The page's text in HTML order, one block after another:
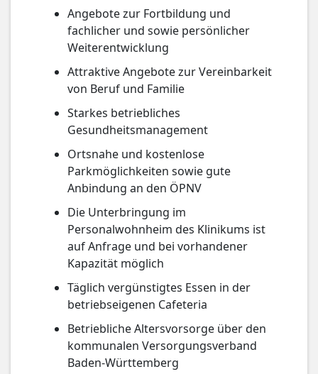
Angebote zur Fortbildung und
fachlicher und sowie persönlicher
Weiterentwicklung
Attraktive Angebote zur Vereinbarkeit
von Beruf und Familie
Starkes betriebliches
Gesundheitsmanagement
Ortsnahe und kostenlose
Parkmöglichkeiten sowie gute
Anbindung an den ÖPNV
Die Unterbringung im
Personalwohnheim des Klinikums ist
auf Anfrage und bei vorhandener
Kapazität möglich
Täglich vergünstigtes Essen in der
betriebseigenen Cafeteria
Betriebliche Altersvorsorge über den
kommunalen Versorgungsverband
Baden-Württemberg